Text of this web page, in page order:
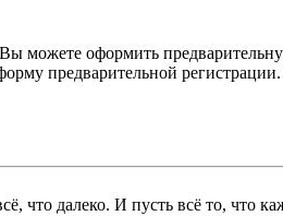
можете оформить
предварительной регистрации.
далеко. И пусть всё то, что